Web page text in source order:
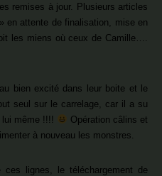
remises à jour. Plusieurs articles
en attente de finalisation, mise en
les miens où ceux de Camille….
bien excité dans leur boite et le
seul sur le carrelage, car il a su
même !!!!
Opération câlins et
à nouveau les monstres.
lignes, le téléchargement de